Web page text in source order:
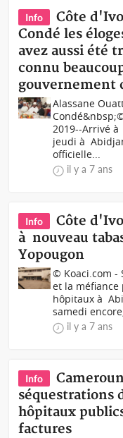
Info
Côte
Condé les
avez aussi été
connu
gouvernement
Alassane
2019--Arrivé
jeudi à
officielle...
il y a 7 ans
Info
Côte
à nouveau
Yopougon
© Koaci.com -
et la
hôpitaux à
samedi
il y a 7 ans
Info
séquestrations
hôpitaux
factures